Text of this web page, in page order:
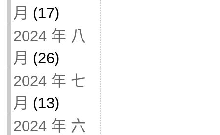
月 (17)
2024 年 八
月 (26)
2024 年 七
月 (13)
2024 年 六